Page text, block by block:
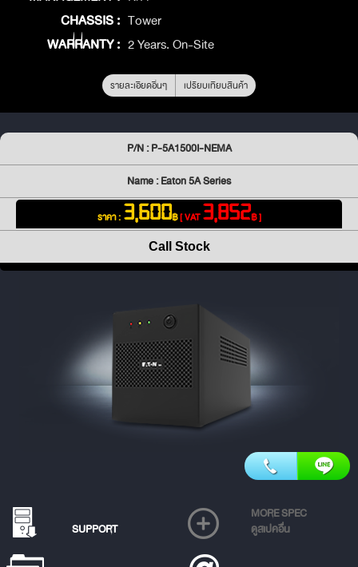
CHASSIS : Tower
WARRANTY : 2 Years. On-Site
รายละเอียดอื่นๆ เปรียบเทียบสินค้า
P/N : P-5A1500I-NEMA
Name : Eaton 5A Series
ราคา : 3,600฿[ VAT3,852฿ ]
Call Stock
SUPPORT
MORE SPEC
ดูสเปคอื่น